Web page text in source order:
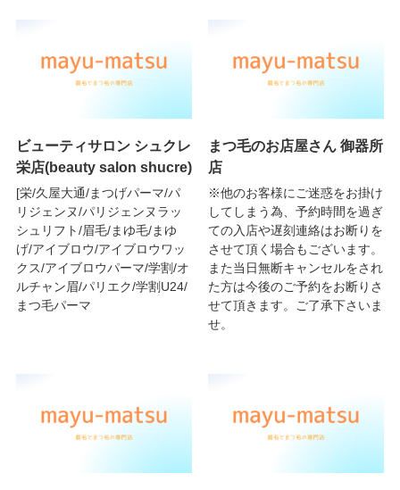
ビューティサロン シュクレ
栄店(beauty salon shucre)
[栄/久屋大通/まつげパーマ/パ
リジェンヌ/パリジェンヌラッ
シュリフト/眉毛/まゆ毛/まゆ
げ/アイブロウ/アイブロウワッ
クス/アイブロウパーマ/学割/オ
ルチャン眉/パリエク/学割U24/
まつ毛パーマ
まつ毛のお店屋さん 御器所
店
※他のお客様にご迷惑をお掛け
してしまう為、予約時間を過ぎ
ての入店や遅刻連絡はお断りを
させて頂く場合もございます。
また当日無断キャンセルをされ
た方は今後のご予約をお断りさ
せて頂きます。ご了承下さいま
せ。